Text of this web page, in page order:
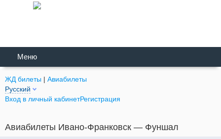
Меню
ЖД билеты | Авиабилеты
Русский
Вход в личный кабинетРегистрация
Авиабилеты Ивано-Франковск — Фуншал